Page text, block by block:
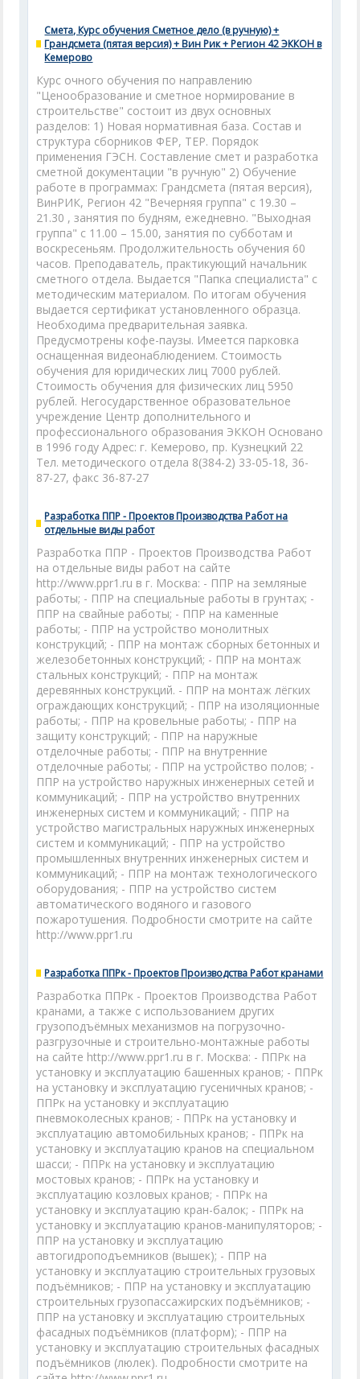
Смета, Курс обучения Сметное дело (в ручную) +
Грандсмета (пятая версия) + Вин Рик + Регион 42 ЭККОН в
Кемерово
Курс очного обучения по направлению
"Ценообразование и сметное нормирование в
строительстве" состоит из двух основных
разделов: 1) Новая нормативная база. Состав и
структура сборников ФЕР, ТЕР. Порядок
применения ГЭСН. Составление смет и разработка
сметной документации "в ручную" 2) Обучение
работе в программах: Грандсмета (пятая версия),
ВинРИК, Регион 42 "Вечерняя группа" с 19.30 –
21.30 , занятия по будням, ежедневно. "Выходная
группа" с 11.00 – 15.00, занятия по субботам и
воскресеньям. Продолжительность обучения 60
часов. Преподаватель, практикующий начальник
сметного отдела. Выдается "Папка специалиста" с
методическим материалом. По итогам обучения
выдается сертификат установленного образца.
Необходима предварительная заявка.
Предусмотрены кофе-паузы. Имеется парковка
оснащенная видеонаблюдением. Стоимость
обучения для юридических лиц 7000 рублей.
Стоимость обучения для физических лиц 5950
рублей. Негосударственное образовательное
учреждение Центр дополнительного и
профессионального образования ЭККОН Основано
в 1996 году Адрес: г. Кемерово, пр. Кузнецкий 22
Тел. методического отдела 8(384-2) 33-05-18, 36-
87-27, факс 36-87-27
Разработка ППР - Проектов Производства Работ на
отдельные виды работ
Разработка ППР - Проектов Производства Работ
на отдельные виды работ на сайте
http://www.ppr1.ru в г. Москва: - ППР на земляные
работы; - ППР на специальные работы в грунтах; -
ППР на свайные работы; - ППР на каменные
работы; - ППР на устройство монолитных
конструкций; - ППР на монтаж сборных бетонных и
железобетонных конструкций; - ППР на монтаж
стальных конструкций; - ППР на монтаж
деревянных конструкций. - ППР на монтаж лёгких
ограждающих конструкций; - ППР на изоляционные
работы; - ППР на кровельные работы; - ППР на
защиту конструкций; - ППР на наружные
отделочные работы; - ППР на внутренние
отделочные работы; - ППР на устройство полов; -
ППР на устройство наружных инженерных сетей и
коммуникаций; - ППР на устройство внутренних
инженерных систем и коммуникаций; - ППР на
устройство магистральных наружных инженерных
систем и коммуникаций; - ППР на устройство
промышленных внутренних инженерных систем и
коммуникаций; - ППР на монтаж технологического
оборудования; - ППР на устройство систем
автоматического водяного и газового
пожаротушения. Подробности смотрите на сайте
http://www.ppr1.ru
Разработка ППРк - Проектов Производства Работ кранами
Разработка ППРк - Проектов Производства Работ
кранами, а также с использованием других
грузоподъёмных механизмов на погрузочно-
разгрузочные и строительно-монтажные работы
на сайте http://www.ppr1.ru в г. Москва: - ППРк на
установку и эксплуатацию башенных кранов; - ППРк
на установку и эксплуатацию гусеничных кранов; -
ППРк на установку и эксплуатацию
пневмоколесных кранов; - ППРк на установку и
эксплуатацию автомобильных кранов; - ППРк на
установку и эксплуатацию кранов на специальном
шасси; - ППРк на установку и эксплуатацию
мостовых кранов; - ППРк на установку и
эксплуатацию козловых кранов; - ППРк на
установку и эксплуатацию кран-балок; - ППРк на
установку и эксплуатацию кранов-манипуляторов; -
ППР на установку и эксплуатацию
автогидроподъемников (вышек); - ППР на
установку и эксплуатацию строительных грузовых
подъёмников; - ППР на установку и эксплуатацию
строительных грузопассажирских подъёмников; -
ППР на установку и эксплуатацию строительных
фасадных подъёмников (платформ); - ППР на
установку и эксплуатацию строительных фасадных
подъёмников (люлек). Подробности смотрите на